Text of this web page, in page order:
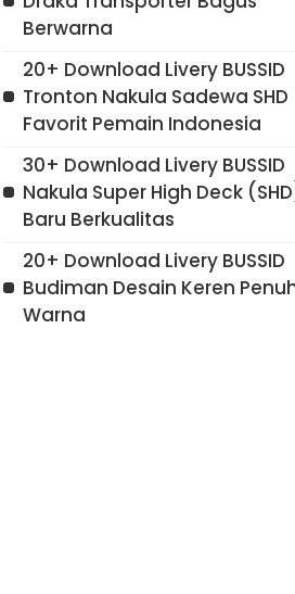
Berwarna
20+ Download Livery BUSSID
Tronton Nakula Sadewa SHD
Favorit Pemain Indonesia
30+ Download Livery BUSSID
Nakula Super High Deck
Baru Berkualitas
20+ Download Livery BUSSID
Budiman Desain Keren
Warna